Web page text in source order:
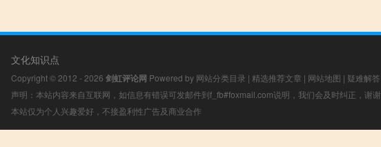
文化知识点
Copyright © 2012 - 2026 剑虹评论网 Powered by 网站分类目录 | 精选推荐文章 | 网站地图 | 疑难解答
声明：本站内容来自互联网，如信息有错误可发邮件到f_fb#foxmail.com说明，我们会及时纠正，谢谢
本站仅为个人兴趣爱好，不接盈利性广告及商业合作